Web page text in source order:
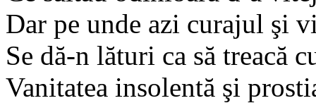
Dar pe unde azi curajul şi
Se dă-n lături ca să treacă
Vanitatea insolentă şi